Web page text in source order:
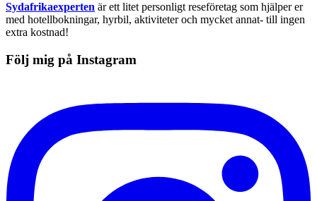
Sydafrikaexperten är ett litet personligt reseföretag som hjälper er
med hotellbokningar, hyrbil, aktiviteter och mycket annat- till ingen
extra kostnad!
Följ mig på Instagram